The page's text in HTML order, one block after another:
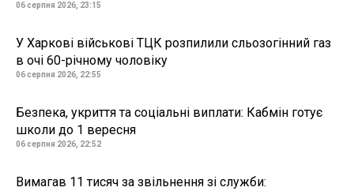
06 серпня 2026, 23:15
У Харкові військові ТЦК розпилили сльозогінний газ
в очі 60-річному чоловіку
06 серпня 2026, 22:55
Безпека, укриття та соціальні виплати: Кабмін готує
школи до 1 вересня
06 серпня 2026, 22:52
Вимагав 11 тисяч за звільнення зі служби: